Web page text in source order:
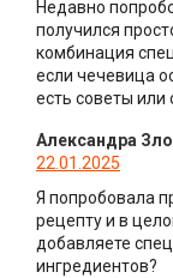
Недавно
получился
комбинация
если чечевица
есть советы или
Александра
22.01.2025
Я попробовала
рецепту и в
добавляете
ингредиентов?